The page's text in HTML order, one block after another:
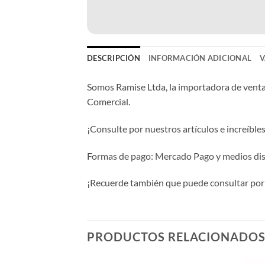
DESCRIPCIÓN INFORMACIÓN ADICIONAL
Somos Ramise Ltda, la importadora de
Comercial.
¡Consulte por nuestros artículos e
Formas de pago: Mercado Pago y medios
¡Recuerde también que puede consultar
PRODUCTOS RELACIONADOS